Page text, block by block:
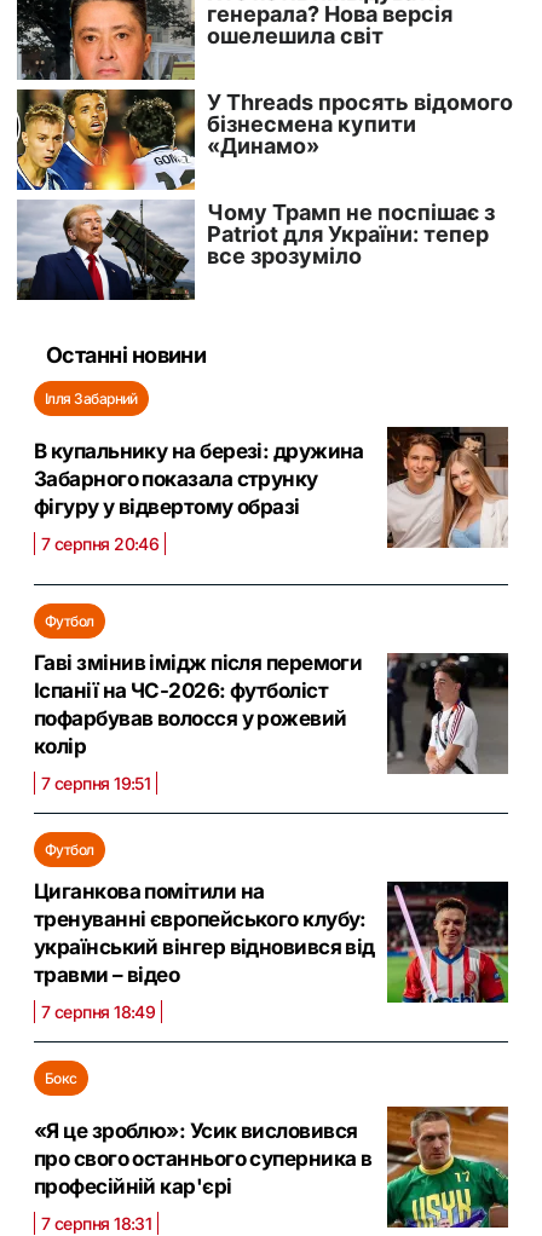
Останні новини
Ілля Забарний
В купальнику на березі: дружина
Забарного показала струнку
фігуру у відвертому образі
7 серпня 20:46
Футбол
Гаві змінив імідж після перемоги
Іспанії на ЧС-2026: футболіст
пофарбував волосся у рожевий
колір
7 серпня 19:51
Футбол
Циганкова помітили на
тренуванні європейського клубу:
український вінгер відновився від
травми – відео
7 серпня 18:49
Бокс
«Я це зроблю»: Усик висловився
про свого останнього суперника в
професійній кар'єрі
7 серпня 18:31